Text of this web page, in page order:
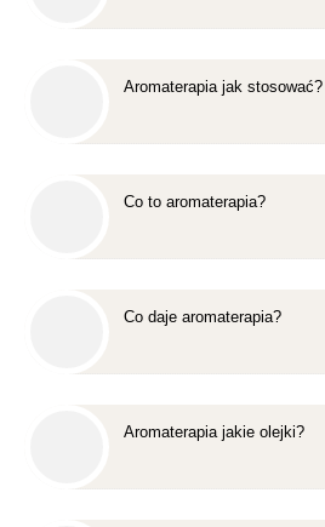
Aromaterapia jak stosować?
Co to aromaterapia?
Co daje aromaterapia?
Aromaterapia jakie olejki?